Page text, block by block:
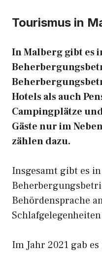
Tourismus in
In Malberg gibt es
Hotels als auch
Campingplätze
Gäste nur im
zählen dazu.
Insgesamt gibt es
Behördensprache
Im Jahr 2021 gab